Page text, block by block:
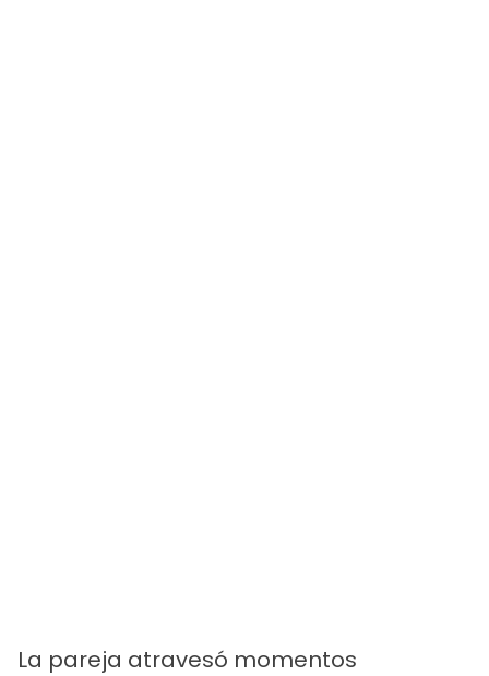
La pareja atravesó momentos